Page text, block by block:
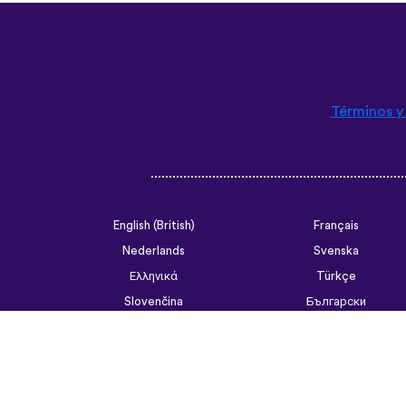
Términos
English (British)
Français
Nederlands
Svenska
Ελληνικά
Türkçe
Slovenčina
Български